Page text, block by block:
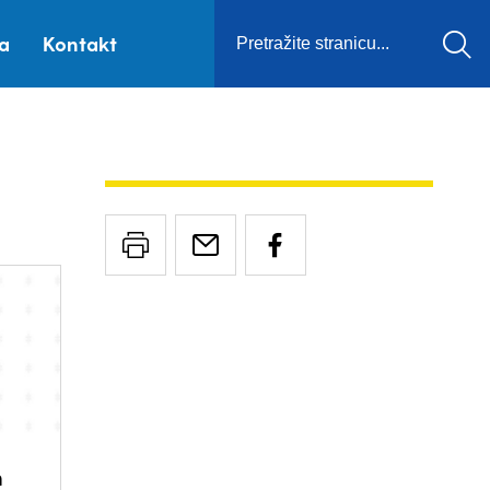
Kontakt